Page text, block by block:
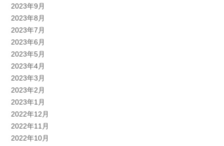
2023年9月
2023年8月
2023年7月
2023年6月
2023年5月
2023年4月
2023年3月
2023年2月
2023年1月
2022年12月
2022年11月
2022年10月